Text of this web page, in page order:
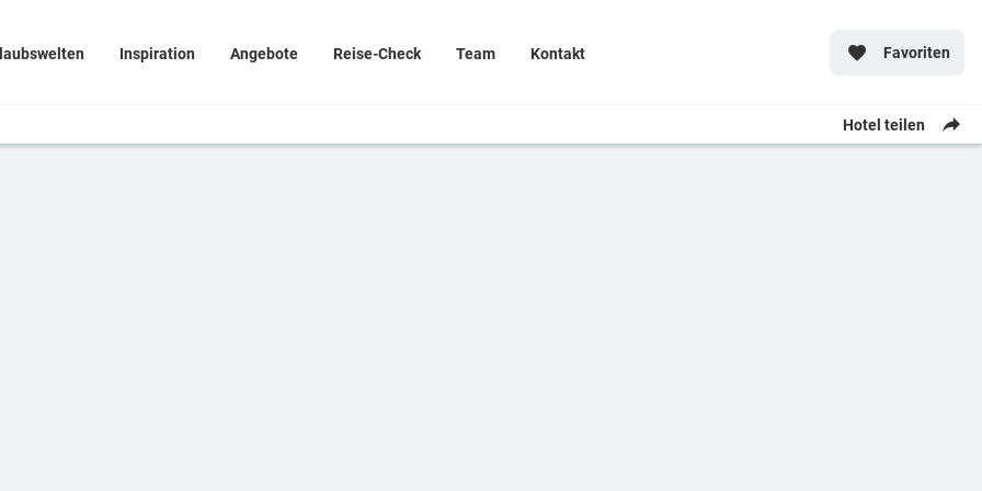
Inspiration Angebote Reise-Check Team Kontakt Favoriten
Hotel teilen